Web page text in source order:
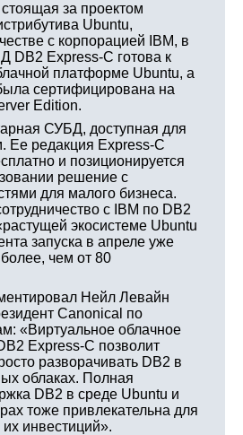
за проектом
Ubuntu,
с корпорацией IBM, в
DB2 Express-C готова к
платформе Ubuntu, а
сертифицирована на
Edition.
СУБД, доступная для
Ее редакция Express-C
и позиционируется
решение с
для малого бизнеса.
с IBM по DB2
экосистеме Ubuntu
запуска в апреле уже
чем от 80
Нейл Левайн
Canonical по
«Виртуальное облачное
Express-C позволит
разворачивать DB2 в
облаках. Полная
DB2 в среде Ubuntu и
тоже привлекательна для
инвестиций».